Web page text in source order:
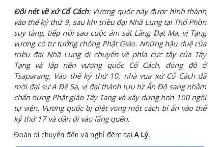
Đôi nét về xứ Cổ Cách: Vương quốc này được hình thành
vào thế kỷ thứ 9, sau khi triều đại Nhã Lung tại Thổ Phồn
suy tàng, tiếp nối sau cuộc ám sát Lãng Đạt Ma, vị Tạng
vương có tư tưởng chống Phật Giáo. Những hậu duệ của
triều đại Nhã Lung di chuyển về phía cực tây của Tây
Tạng và lập nên vương quốc Cổ Cách, đóng đô ở
Tsaparang. Vào thế kỷ thứ 10, nhà vua xứ Cổ Cách đã
mời đại sư A Đề Sa, vị đại thành tựu từ Ấn Độ sang nhằm
chấn hưng Phật giáo Tây Tạng và xây dựng hơn 100 ngôi
tự viện. Vương quốc bị diệt vong một cách bí ẩn vào thế
kỷ thứ 17 và dần đi vào lãng quên.
Đoàn di chuyển đến và nghỉ đêm tại A Lý.